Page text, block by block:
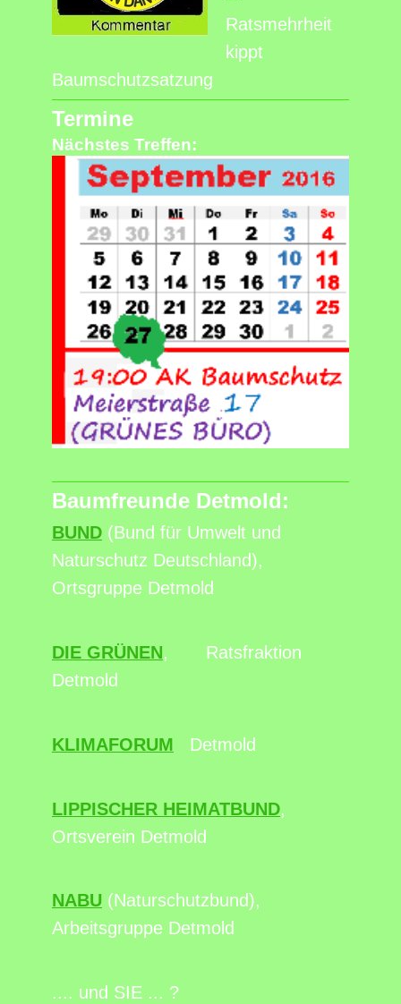
Ratsmehrheit
kippt
Baumschutzsatzung
Termine
Nächstes Treffen:
Baumfreunde Detmold:
BUND (Bund für Umwelt und
Naturschutz Deutschland),
Ortsgruppe Detmold
DIE GRÜNEN, Ratsfraktion
Detmold
KLIMAFORUM Detmold
LIPPISCHER HEIMATBUND,
Ortsverein Detmold
NABU (Naturschutzbund),
Arbeitsgruppe Detmold
.... und SIE ... ?